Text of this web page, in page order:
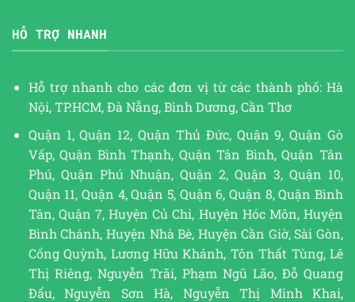
HỖ TRỢ NHANH
Hỗ trợ nhanh cho các đơn vị từ các thành phố: Hà
Nội, TP.HCM, Đà Nẵng, Bình Dương, Cần Thơ
Quận 1, Quận 12, Quận Thủ Đức, Quận 9, Quận Gò
Vấp, Quận Bình Thạnh, Quận Tân Bình, Quận Tân
Phú, Quận Phú Nhuận, Quận 2, Quận 3, Quận 10,
Quận 11, Quận 4, Quận 5, Quận 6, Quận 8, Quận Bình
Tân, Quận 7, Huyện Củ Chi, Huyện Hóc Môn, Huyện
Bình Chánh, Huyện Nhà Bè, Huyện Cần Giờ, Sài Gòn,
Cống Quỳnh, Lương Hữu Khánh, Tôn Thất Tùng, Lê
Thị Riêng, Nguyễn Trãi, Phạm Ngũ Lão, Đỗ Quang
Đẩu, Nguyễn Sơn Hà, Nguyễn Thị Minh Khai,